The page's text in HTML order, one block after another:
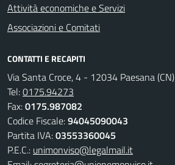
Attività economiche e Servizi
Associazioni e Comitati
CONTATTI E RECAPITI
Via Santa Croce, 4 - 12034 Paesana (CN)
Tel:0175.94273
Fax:0175.987082
Codice Fiscale:94045090043
Partita IVA:03553360045
P.E.C.: unimonviso@legalmail.it